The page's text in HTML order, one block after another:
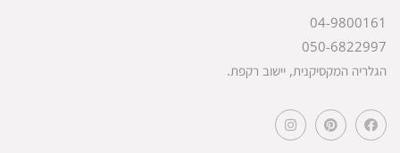
04-9800161
050-6822997
הגלריה המקסיקנית, יישוב רקפת.